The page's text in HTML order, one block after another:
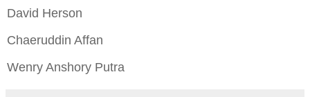
David Herson
Chaeruddin Affan
Wenry Anshory Putra